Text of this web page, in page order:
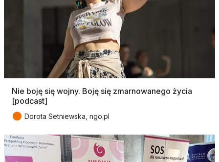
Nie boję się wojny. Boję się zmarnowanego życia
[podcast]
● Dorota Setniewska, ngo.pl